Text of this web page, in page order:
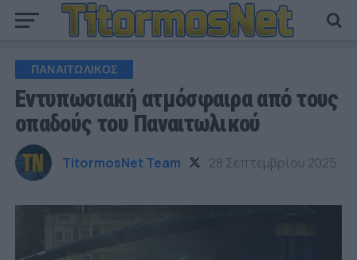
ΠΑΝΑΙΤΩΛΙΚΟΣ
Εντυπωσιακή ατμόσφαιρα από τους
οπαδούς του Παναιτωλικού
TitormosNet Team 28 Σεπτεμβρίου 2025